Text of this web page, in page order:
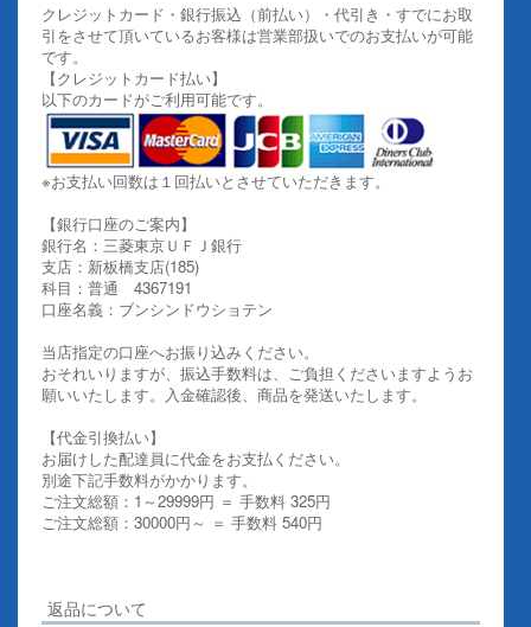
クレジットカード・銀行振込（前払い）・代引き・すでにお取
引をさせて頂いているお客様は営業部扱いでのお支払いが可能
です。
【クレジットカード払い】
以下のカードがご利用可能です。
※お支払い回数は１回払いとさせていただきます。
【銀行口座のご案内】
銀行名：三菱東京ＵＦＪ銀行
支店：新板橋支店(185)
科目：普通 4367191
口座名義：ブンシンドウショテン
当店指定の口座へお振り込みください。
おそれいりますが、振込手数料は、ご負担くださいますようお
願いいたします。入金確認後、商品を発送いたします。
【代金引換払い】
お届けした配達員に代金をお支払ください。
別途下記手数料がかかります。
ご注文総額：1～29999円 ＝ 手数料 325円
ご注文総額：30000円～ ＝ 手数料 540円
返品について